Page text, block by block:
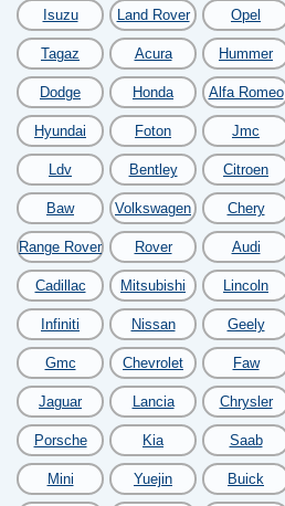
Isuzu Land Rover Opel
Tagaz Acura Hummer
Dodge Honda Alfa Romeo
Hyundai Foton Jmc
Ldv Bentley Citroen
Baw Volkswagen Chery
Range Rover Rover Audi
Cadillac Mitsubishi Lincoln
Infiniti Nissan Geely
Gmc Chevrolet Faw
Jaguar Lancia Chrysler
Porsche Kia Saab
Mini Yuejin Buick